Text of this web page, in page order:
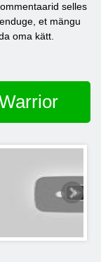
selles
et mängu
oma kätt.